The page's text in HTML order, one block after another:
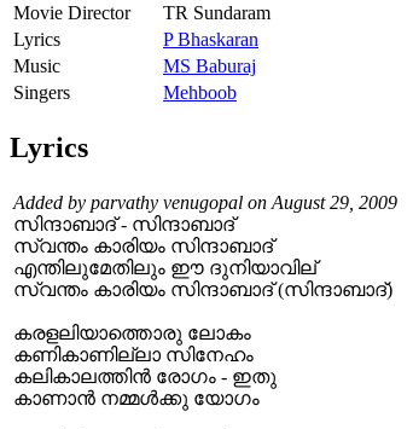
Movie Director
TR Sundaram
Lyrics
P Bhaskaran
Music
MS Baburaj
Singers
Mehboob
Lyrics
Added by parvathy venugopal on August 29, 2009
സിന്ദാബാദ് - സിന്ദാബാദ്
സ്വന്തം കാ‍രിയം സിന്ദാബാദ്
എന്തിലുമേതിലും ഈ ദുനിയാവില്
സ്വന്തം കാരിയം സിന്ദാബാദ് (സിന്ദാബാദ്)
കരളലിയാത്തൊരു ലോകം
കണികാണില്ലാ സിനേഹം
കലികാലത്തിന്‍ രോഗം - ഇതു
കാണാന്‍ നമ്മള്‍ക്കു യോഗം